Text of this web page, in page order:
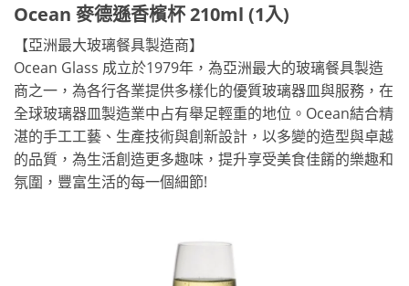
Ocean 麥德遜香檳杯 210ml (1入)
【亞洲最大玻璃餐具製造商】
Ocean Glass 成立於1979年，為亞洲最大的玻璃餐具製造
商之一，為各行各業提供多樣化的優質玻璃器皿與服務，在
全球玻璃器皿製造業中占有舉足輕重的地位。Ocean結合精
湛的手工工藝、生產技術與創新設計，以多變的造型與卓越
的品質，為生活創造更多趣味，提升享受美食佳餚的樂趣和
氛圍，豐富生活的每一個細節!